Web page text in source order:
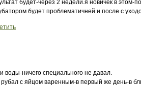
будет-через 2 недели.я новичек в этом-
будет проблематичней и после с
воды-ничего специального не давал.
рубал с яйцом варенным-в первый же день-в